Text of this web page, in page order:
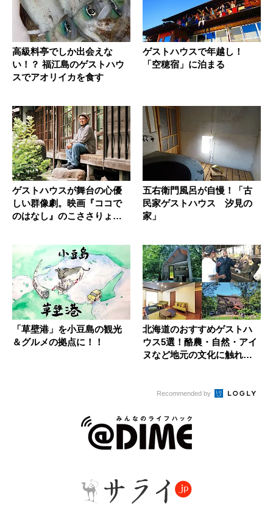
高級料亭でしか出会えな
い！？ 福江島のゲストハウ
スでアオリイカを食す
ゲストハウスで年越し！
「空穂宿」に泊まる
ゲストハウスが舞台の心優
しい群像劇。映画『ココで
のはなし』のこささりょう
五右衛門風呂が自慢！「古
民家ゲストハウス 汐見の
家」
「草壁港」を小豆島の観光
＆グルメの拠点に！！
北海道のおすすめゲストハ
ウス5選！酪農・自然・アイ
ヌなど地元の文化に触れよ
Recommended by